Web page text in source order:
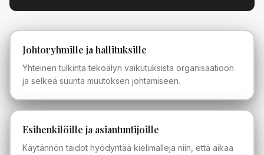
Johtoryhmille ja hallituksille
Yhteinen tulkinta tekoälyn vaikutuksista organisaatioon
ja selkeä suunta muutoksen johtamiseen.
Esihenkilöille ja asiantuntijoille
Käytännön taidot hyödyntää kielimalleja niin, että aikaa